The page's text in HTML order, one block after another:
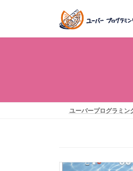
ッ
移
ユーバープログラミン